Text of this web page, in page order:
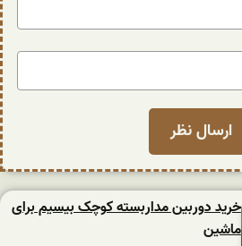
خرید دوربین مداربسته کوچک بیسیم برای
ماشین